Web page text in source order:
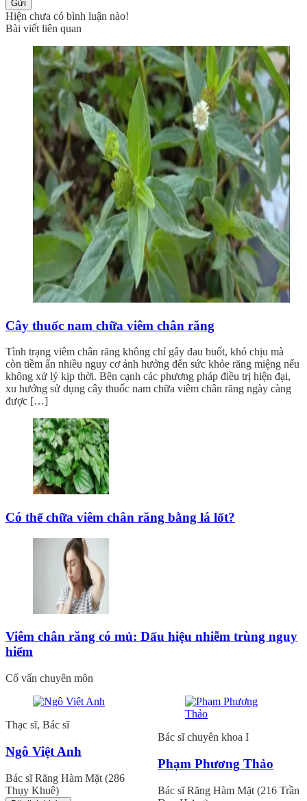
Gửi
Hiện chưa có bình luận nào!
Bài viết liên quan
Cây thuốc nam chữa viêm chân răng
Tình trạng viêm chân răng không chỉ gây đau buốt, khó chịu mà
còn tiềm ẩn nhiều nguy cơ ảnh hưởng đến sức khỏe răng miệng nếu
không xử lý kịp thời. Bên cạnh các phương pháp điều trị hiện đại,
xu hướng sử dụng cây thuốc nam chữa viêm chân răng ngày càng
được […]
Có thể chữa viêm chân răng bằng lá lốt?
Viêm chân răng có mủ: Dấu hiệu nhiễm trùng nguy
hiểm
Cố vấn chuyên môn
Thạc sĩ, Bác sĩ
Ngô Việt Anh
Bác sĩ Răng Hàm Mặt (286
Thụy Khuê)
Bác sĩ chuyên khoa I
Phạm Phương Thảo
Bác sĩ Răng Hàm Mặt (216 Trần